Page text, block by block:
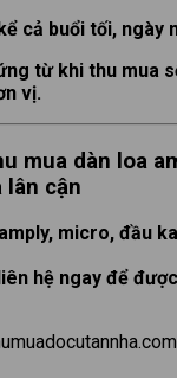
cả buổi tối, ngày
từ khi thu mua
vị.
mua dàn loa
lân cận
micro, đầu
liên hệ ngay để